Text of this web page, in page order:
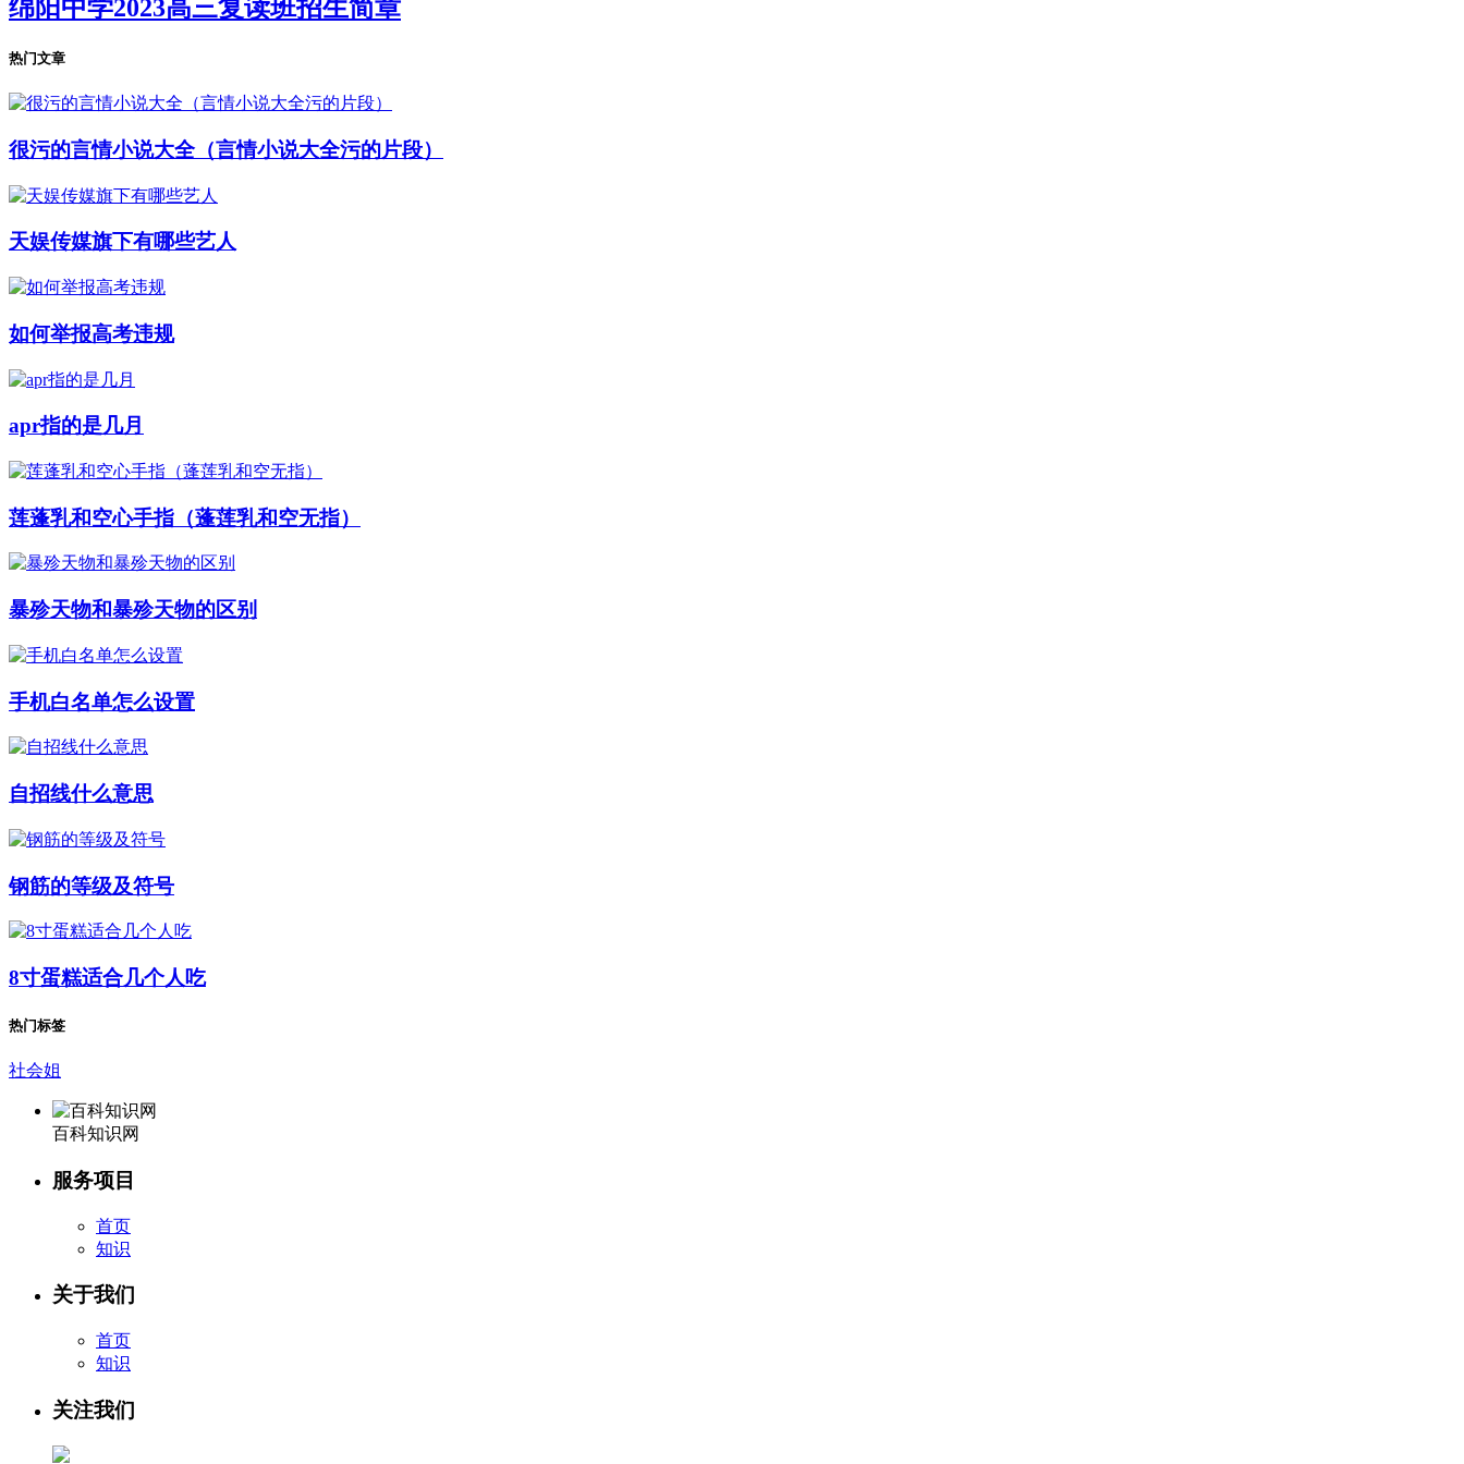
绵阳中学2023高三复读班招生简章
热门文章
很污的言情小说大全（言情小说大全污的片段）
天娱传媒旗下有哪些艺人
如何举报高考违规
apr指的是几月
莲蓬乳和空心手指（蓬莲乳和空无指）
暴殄天物和暴殄天物的区别
手机白名单怎么设置
自招线什么意思
钢筋的等级及符号
8寸蛋糕适合几个人吃
热门标签
社会姐
百科知识网
服务项目
首页
知识
关于我们
首页
知识
关注我们